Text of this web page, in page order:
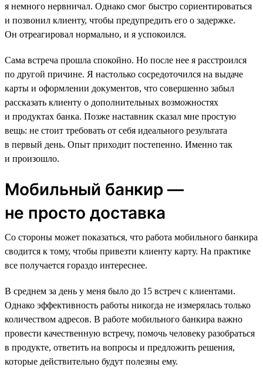
я немного нервничал. Однако смог быстро сориентироваться
и позвонил клиенту, чтобы предупредить его о задержке.
Он отреагировал нормально, и я успокоился.
Сама встреча прошла спокойно. Но после нее я расстроился
по другой причине. Я настолько сосредоточился на выдаче
карты и оформлении документов, что совершенно забыл
рассказать клиенту о дополнительных возможностях
и продуктах банка. Позже наставник сказал мне простую
вещь: не стоит требовать от себя идеального результата
в первый день. Опыт приходит постепенно. Именно так
и произошло.
Мобильный банкир —
не просто доставка
Со стороны может показаться, что работа мобильного банкира
сводится к тому, чтобы привезти клиенту карту. На практике
все получается гораздо интереснее.
В среднем за день у меня было до 15 встреч с клиентами.
Однако эффективность работы никогда не измерялась только
количеством адресов. В работе мобильного банкира важно
провести качественную встречу, помочь человеку разобраться
в продукте, ответить на вопросы и предложить решения,
которые действительно будут полезны ему.